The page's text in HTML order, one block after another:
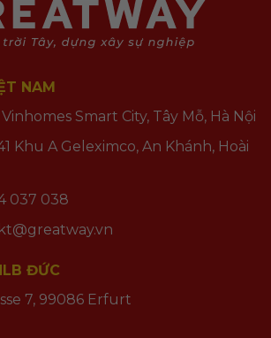
NAM
Vinhomes Smart City, Tây Mỗ, Hà Nội
Khu A Geleximco, An Khánh, Hoài
037 038
ĐỨC
7, 99086 Erfurt